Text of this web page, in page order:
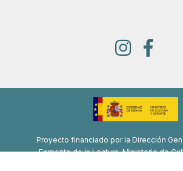
Proyecto financiado por la Dirección
Fomento de la Lectura, Ministerio de